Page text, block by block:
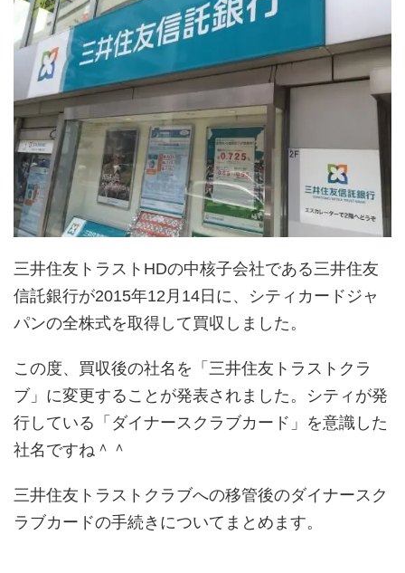
三井住友トラストHDの中核子会社である三井住友
信託銀行が2015年12月14日に、シティカードジャ
パンの全株式を取得して買収しました。
この度、買収後の社名を「三井住友トラストクラ
ブ」に変更することが発表されました。シティが発
行している「ダイナースクラブカード」を意識した
社名ですね＾＾
三井住友トラストクラブへの移管後のダイナースク
ラブカードの手続きについてまとめます。